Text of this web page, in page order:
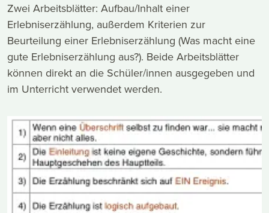
Zwei Arbeitsblätter: Aufbau/Inhalt einer
Erlebniserzählung, außerdem Kriterien zur
Beurteilung einer Erlebniserzählung (Was macht eine
gute Erlebniserzählung aus?). Beide Arbeitsblätter
können direkt an die Schüler/innen ausgegeben und
im Unterricht verwendet werden.